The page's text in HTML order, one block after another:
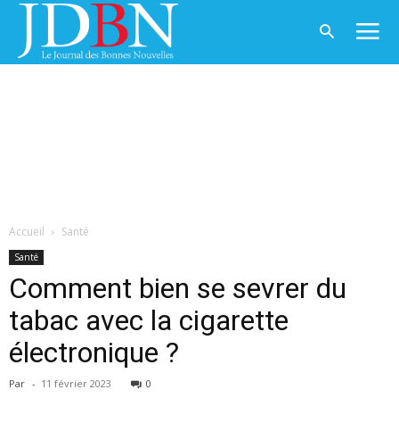
Accueil Santé
Santé
Comment bien se sevrer du
tabac avec la cigarette
électronique ?
Par - 11 février 2023 0